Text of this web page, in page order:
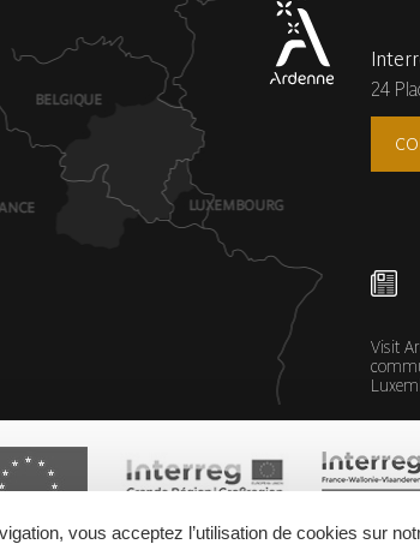
KM
Brasserie
BASTOGNE-
À 0.3
KM
Mes Petites
Voir détail
24
Visit
vous acceptez l’utilisation de cookies sur